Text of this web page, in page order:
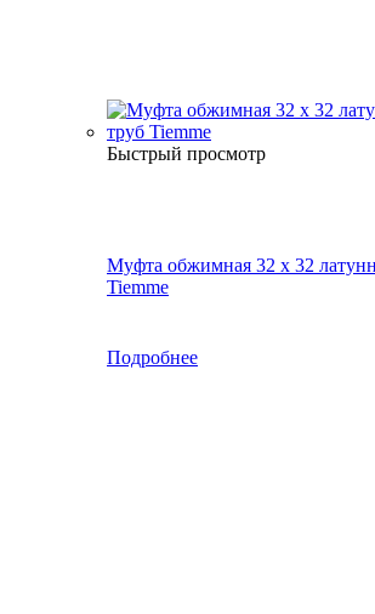
Быстрый просмотр
Муфта обжимная 32 х 32
Tiemme
Подробнее